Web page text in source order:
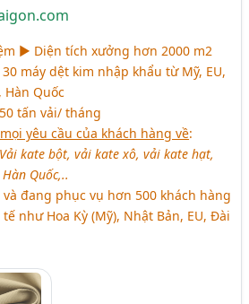
► Diện tích xưởng hơn 2000 m2
máy dệt kim nhập khẩu từ Mỹ, EU,
Hàn Quốc
tấn vải/ tháng
yêu cầu của khách hàng về:
Vải kate bột, vải kate xô, vải kate hạt,
Quốc,..
và đang phục vụ hơn 500 khách hàng
như Hoa Kỳ (Mỹ), Nhật Bản, EU, Đài